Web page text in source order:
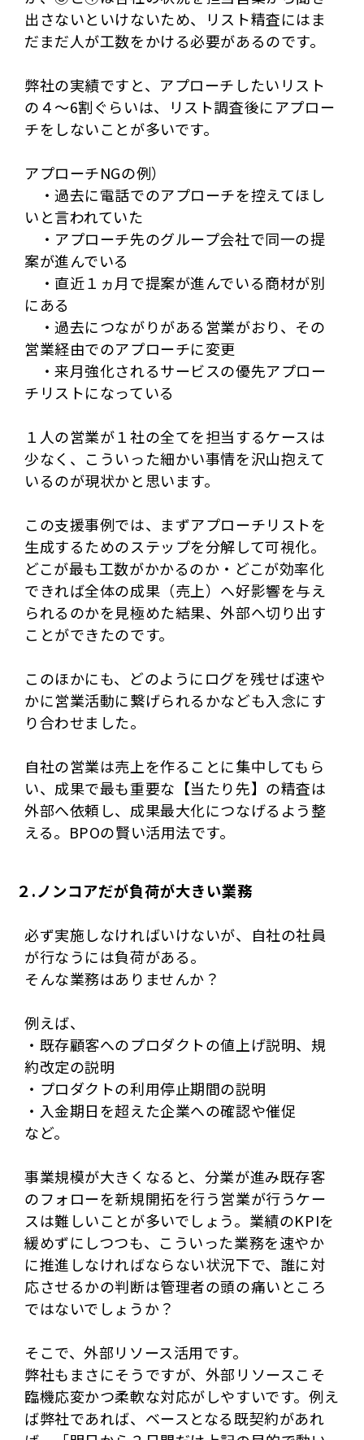
出さないといけないため、リスト精査にはま
だまだ人が工数をかける必要があるのです。
弊社の実績ですと、アプローチしたいリスト
の４～6割ぐらいは、リスト調査後にアプロー
チをしないことが多いです。
アプローチNGの例）
・過去に電話でのアプローチを控えてほし
いと言われていた
・アプローチ先のグループ会社で同一の提
案が進んでいる
・直近１ヵ月で提案が進んでいる商材が別
にある
・過去につながりがある営業がおり、その
営業経由でのアプローチに変更
・来月強化されるサービスの優先アプロー
チリストになっている
１人の営業が１社の全てを担当するケースは
少なく、こういった細かい事情を沢山抱えて
いるのが現状かと思います。
この支援事例では、まずアプローチリストを
生成するためのステップを分解して可視化。
どこが最も工数がかかるのか・どこが効率化
できれば全体の成果（売上）へ好影響を与え
られるのかを見極めた結果、外部へ切り出す
ことができたのです。
このほかにも、どのようにログを残せば速や
かに営業活動に繋げられるかなども入念にす
り合わせました。
自社の営業は売上を作ることに集中してもら
い、成果で最も重要な【当たり先】の精査は
外部へ依頼し、成果最大化につなげるよう整
える。BPOの賢い活用法です。
２.ノンコアだが負荷が大きい業務
必ず実施しなければいけないが、自社の社員
が行なうには負荷がある。
そんな業務はありませんか？
例えば、
・既存顧客へのプロダクトの値上げ説明、規
約改定の説明
・プロダクトの利用停止期間の説明
・入金期日を超えた企業への確認や催促
など。
事業規模が大きくなると、分業が進み既存客
のフォローを新規開拓を行う営業が行うケー
スは難しいことが多いでしょう。業績のKPIを
緩めずにしつつも、こういった業務を速やか
に推進しなければならない状況下で、誰に対
応させるかの判断は管理者の頭の痛いところ
ではないでしょうか？
そこで、外部リソース活用です。
弊社もまさにそうですが、外部リソースこそ
臨機応変かつ柔軟な対応がしやすいです。例え
ば弊社であれば、ベースとなる既契約があれ